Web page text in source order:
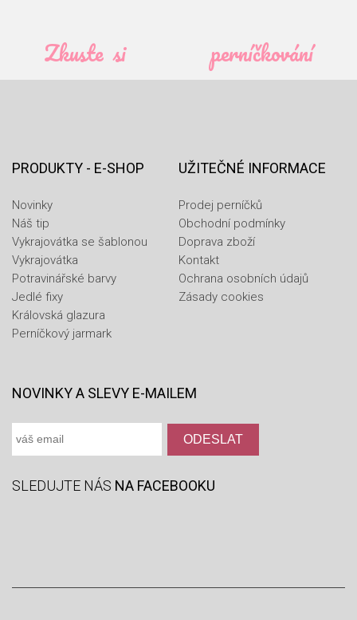
Zkuste si perníčkování
PRODUKTY - E-SHOP
Novinky
Náš tip
Vykrajovátka se šablonou
Vykrajovátka
Potravinářské barvy
Jedlé fixy
Královská glazura
Perníčkový jarmark
UŽITEČNÉ INFORMACE
Prodej perníčků
Obchodní podmínky
Doprava zboží
Kontakt
Ochrana osobních údajů
Zásady cookies
NOVINKY A SLEVY E-MAILEM
SLEDUJTE NÁS NA FACEBOOKU